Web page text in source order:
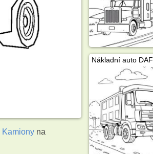
Kamiony na
Nákladní auto DAF